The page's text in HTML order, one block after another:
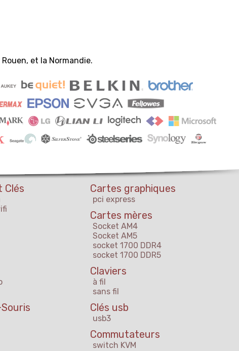
et la Normandie.
Clés Cartes graphiques
pci express
Cartes mères
Socket AM4
Socket AM5
socket 1700 DDR4
socket 1700 DDR5
Claviers
à fil
sans fil
Clés usb
usb3
Commutateurs
switch KVM